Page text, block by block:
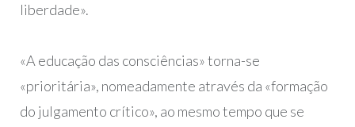
liberdade».
«A educação das consciências» torna-se
«prioritária», nomeadamente através da «formação
do julgamento crítico», ao mesmo tempo que se